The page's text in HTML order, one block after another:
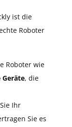
ist die
Roboter
Roboter wie
, die
Ihr
Sie es